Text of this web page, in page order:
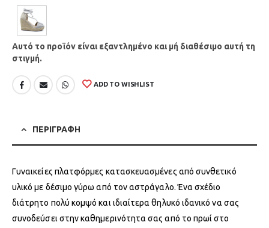
Αυτό το προϊόν είναι εξαντλημένο και μή διαθέσιμο αυτή τη
στιγμή.
ADD TO WISHLIST
ΠΕΡΙΓΡΑΦΗ
Γυναικείες πλατφόρμες κατασκευασμένες από συνθετικό
υλικό με δέσιμο γύρω από τον αστράγαλο. Ένα σχέδιο
διάτρητο πολύ κομψό και ιδιαίτερα θηλυκό ιδανικό να σας
συνοδεύσει στην καθημερινότητα σας από το πρωί στο